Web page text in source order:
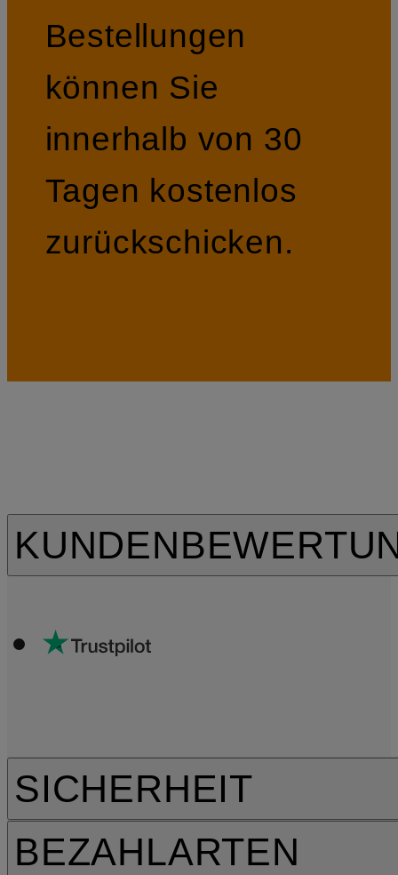
Bestellungen
können Sie
innerhalb von 30
Tagen kostenlos
zurückschicken.
SICHERHEIT
BEZAHLARTEN